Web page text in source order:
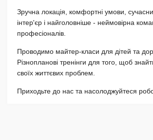
Зручна локація, комфортні умови,
інтер'єр і найголовніше - неймовірна
професіоналів.
Проводимо майтер-класи для дітей та
Різнопланові тренінги для того, щоб
своїх життєвих проблем.
Приходьте до нас та насолоджуйтеся